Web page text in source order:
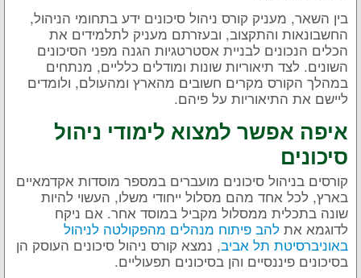
בין השאר, מעניק קורס ניהול סיכונים ידע בתחומי הניהול,
החשבונאות והתקצוב, ובעזרתם מעניק לתלמידים את
הכלים הנכונים לבניית אסטרטגיות הגנה מפני הסיכונים
השונים. לצד תיאוריות שונות ומודלים כלליים, מנתחים
במהלך הקורס מקרים חשובים מהארץ ומהעולם, ולומדים
ליישם את התיאוריות על פיהם.
איפה אפשר למצוא לימודי ניהול
סיכונים
קורסים בניהול סיכונים מועברים במספר מוסדות אקדמאיים
בארץ, לכל אחד מהם מסלול ייחודי משלו, העשוי להיות
שונה בתכלית ממסלול מקביל במוסד אחר. אם ניקח
לדוגמא את להב פיתוח מנהלים מהפקולטה לניהול
באוניברסיטת תל אביב, נמצא קורס ניהול סיכונים העוסק הן
בסיכונים פיננסיים והן בסיכונים תפעוליים.